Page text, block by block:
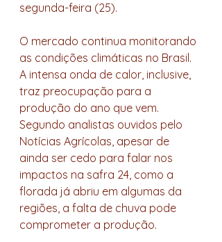
segunda-feira (25).
O mercado continua monitorando
as condições climáticas no Brasil.
A intensa onda de calor, inclusive,
traz preocupação para a
produção do ano que vem.
Segundo analistas ouvidos pelo
Notícias Agrícolas, apesar de
ainda ser cedo para falar nos
impactos na safra 24, como a
florada já abriu em algumas da
regiões, a falta de chuva pode
comprometer a produção.